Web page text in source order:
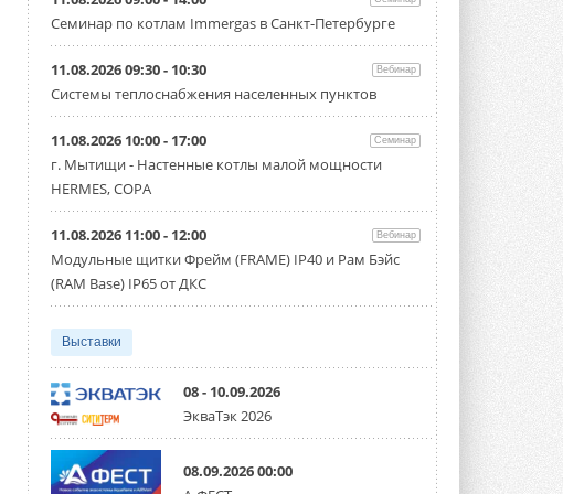
Carrier модернизирует
флагманский чиллер AquaEdge
19XR
Чиллер получил новую версию,
работающую на хладагенте R1234ze ...
31 ИЮЛЯ 2026
Mitsubishi расширяет
направление систем
охлаждения для ЦОД
компанию MEHITS US Inc. ...
31 ИЮЛЯ 2026
США запретили использование
иностранных инверторов
28 июля 2026 года Федеральная
Уже через месяц в России
можно будет устанавливать
солнечные панели в МКД
микрогенерацию в многоквартирных ...
30 ИЮЛЯ 2026
Семинар по котлам Immergas в Санкт-Петербурге
11.08.2026 09:30 - 10:30 Вебинар
Системы теплоснабжения населенных пунктов
11.08.2026 10:00 - 17:00 Семинар
г. Мытищи - Настенные котлы малой мощности
HERMES, COPA
11.08.2026 11:00 - 12:00 Вебинар
Модульные щитки Фрейм (FRAME) IP40 и Рам Бэйс
(RAM Base) IP65 от ДКС
Выставки
08 - 10.09.2026
ЭкваТэк 2026
08.09.2026 00:00